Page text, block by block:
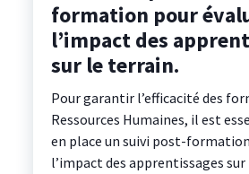
formation pour
l’impact des
sur le terrain.
Pour garantir l’efficacité des
Ressources Humaines, il est
en place un suivi post-
l’impact des apprentissages